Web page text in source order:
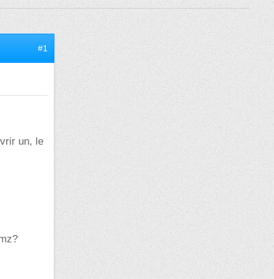
#1
un, le